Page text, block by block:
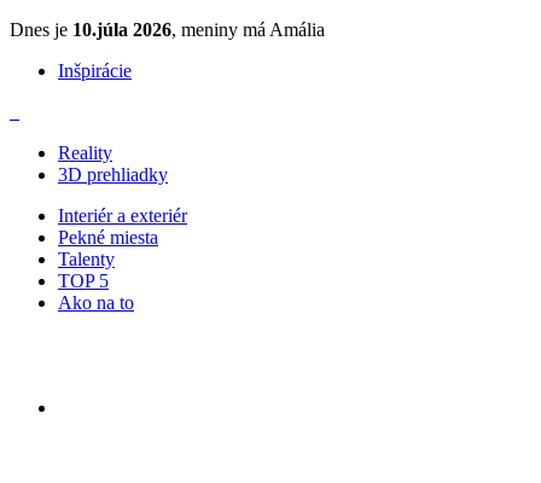
Dnes je 10.júla 2026, meniny má Amália
Inšpirácie
Reality
3D prehliadky
Interiér a exteriér
Pekné miesta
Talenty
TOP 5
Ako na to